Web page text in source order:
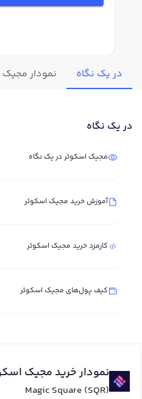
در یک نگاه نمودار مجیک
در یک نگاه
مجیک اسکوئر در یک نگاه
آموزش خرید مجیک اسکوئر
کارمزد خرید مجیک اسکوئر
کیف پول‌های مجیک اسکوئر
نمودار خرید مجیک
Magic Square (SQR)